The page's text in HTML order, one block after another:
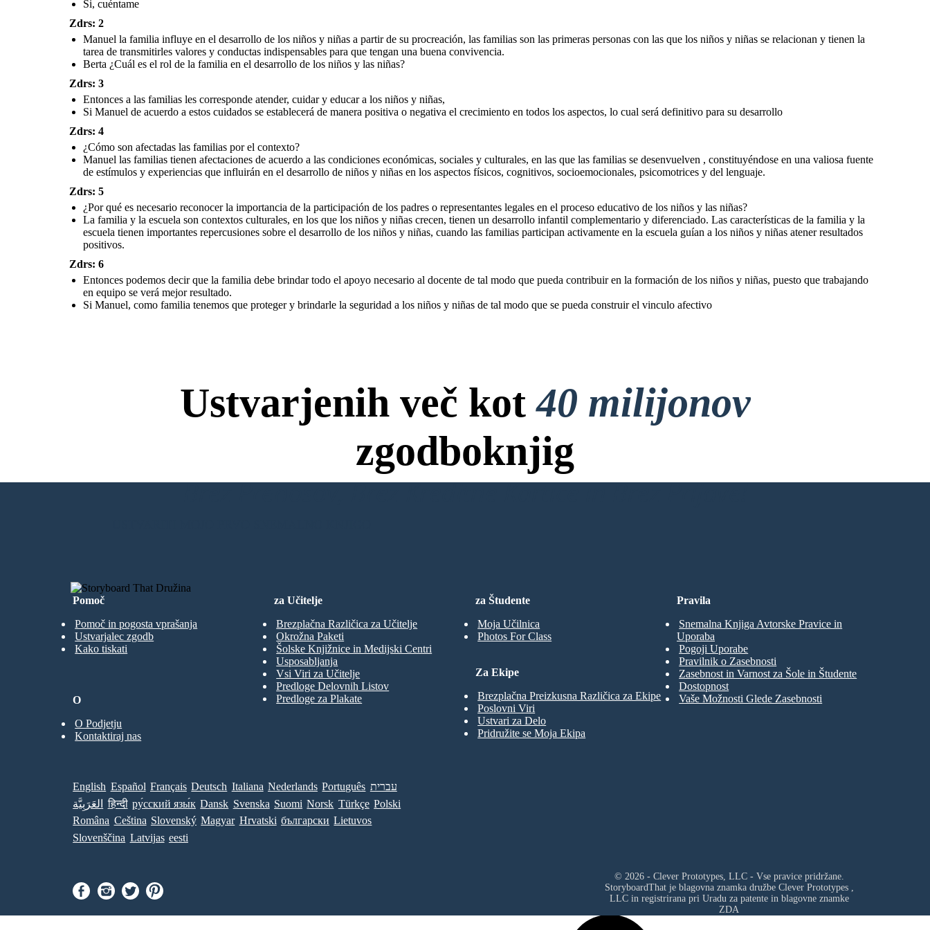
familia y la escuela tienen importantes repercusiones
sobre el desarrollo de los niños y niñas, cuando las
familias participan
desarrollo
Entonces podemos decir que la familia debe
tal modo que pueda contribuir en la formación
de los niños y niñas, puesto que trabajando en
equipo se verá mejor resultado.
Si Manuel, como familia tenemos que
proteger y brindarle la seguridad a los
niños y niñas de tal modo que se pueda
construir el vinculo afectivo
Si, cuéntame
Zdrs: 2
Manuel la familia influye en el desarrollo de los niños y niñas a partir de su procreación, las familias son las primeras personas con las que los niños y niñas se relacionan y tienen la
tarea de transmitirles valores y conductas indispensables para que tengan una buena convivencia.
Berta ¿Cuál es el rol de la familia en el desarrollo de los niños y las niñas?
Zdrs: 3
Entonces a las familias les corresponde atender, cuidar y educar a los niños y niñas,
Si Manuel de acuerdo a estos cuidados se establecerá de manera positiva o negativa el crecimiento en todos los aspectos, lo cual será definitivo para su desarrollo
Zdrs: 4
¿Cómo son afectadas las familias por el contexto?
Manuel las familias tienen afectaciones de acuerdo a las condiciones económicas, sociales y culturales, en las que las familias se desenvuelven , constituyéndose en una valiosa fuente
de estímulos y experiencias que influirán en el desarrollo de niños y niñas en los aspectos físicos, cognitivos, socioemocionales, psicomotrices y del lenguaje.
Zdrs: 5
¿Por qué es necesario reconocer la importancia de la participación de los padres o representantes legales en el proceso educativo de los niños y las niñas?
La familia y la escuela son contextos culturales, en los que los niños y niñas crecen, tienen un desarrollo infantil complementario y diferenciado. Las características de la familia y la
escuela tienen importantes repercusiones sobre el desarrollo de los niños y niñas, cuando las familias participan activamente en la escuela guían a los niños y niñas atener resultados
positivos.
Zdrs: 6
Entonces podemos decir que la familia debe brindar todo el apoyo necesario al docente de tal modo que pueda contribuir en la formación de los niños y niñas, puesto que trabajando
en equipo se verá mejor resultado.
Si Manuel, como familia tenemos que proteger y brindarle la seguridad a los niños y niñas de tal modo que se pueda construir el vinculo afectivo
Ustvarjenih več kot40 milijonov
zgodboknjig
Brez Prenosov, Brez Kreditne Kartice in Brez Prijave!
Pomoč
Pomoč in pogosta vprašanja
Ustvarjalec zgodb
Kako tiskati
za Študente
Moja Učilnica
Photos For Class
za Učitelje
Brezplačna Različica za Učitelje
Okrožna Paketi
Šolske Knjižnice in Medijski Centri
Usposabljanja
Vsi Viri za Učitelje
Predloge Delovnih Listov
Predloge za Plakate
Za Ekipe
Brezplačna Preizkusna Različica za Ekipe
Poslovni Viri
Ustvari za Delo
Pridružite se Moja Ekipa
O
O Podjetju
Kontaktiraj nas
Pravila
Snemalna Knjiga Avtorske Pravice in
Uporaba
Pogoji Uporabe
Pravilnik o Zasebnosti
Zasebnost in Varnost za Šole in Študente
Dostopnost
Vaše Možnosti Glede Zasebnosti
English Español Français Deutsch Italiana Nederlands Português עברית
العَرَبِيَّة
हिन्दी ру́сский язы́к Dansk Svenska Suomi Norsk Türkçe Polski
Româna Ceština Slovenský Magyar Hrvatski български Lietuvos
Slovenščina Latvijas eesti
© 2026 - Clever Prototypes, LLC - Vse pravice pridržane.
StoryboardThat je blagovna znamka družbe Clever Prototypes ,
LLCin registrirana pri Uradu za patente in blagovne znamke
ZDA